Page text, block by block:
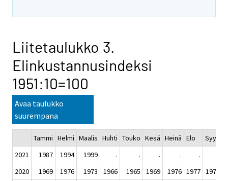
Liitetaulukko 3.
Elinkustannusindeksi
1951:10=100
Avaa taulukko
suurempana
Tammi Helmi Maalis Huhti Touko Kesä Heinä Elo Syys
2021
1987 1994 1999 . . . . .
2020
1969 1976 1973 1966 1965 1969 1976 1977 1977